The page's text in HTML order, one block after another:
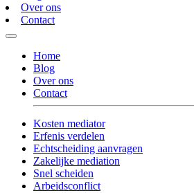
Over ons
Contact
Home
Blog
Over ons
Contact
Kosten mediator
Erfenis verdelen
Echtscheiding aanvragen
Zakelijke mediation
Snel scheiden
Arbeidsconflict